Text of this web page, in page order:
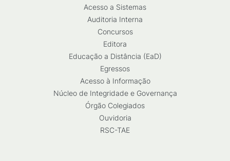
Acesso a Sistemas
Auditoria Interna
Concursos
Editora
Educação a Distância (EaD)
Egressos
Acesso à Informação
Núcleo de Integridade e Governança
Órgão Colegiados
Ouvidoria
RSC-TAE